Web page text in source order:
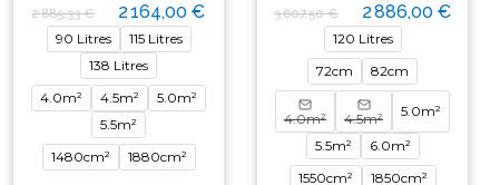
2 885,33 € 2 164,00 €
90 Litres
115 Litres
138 Litres
4.0m²
4.5m²
5.0m²
5.5m²
1480cm²
1880cm²
3 607,50 € 2 886,00 €
120 Litres
72cm
82cm
4.0m² 4.5m² 5.0m²
5.5m²
6.0m²
1550cm²
1850cm²